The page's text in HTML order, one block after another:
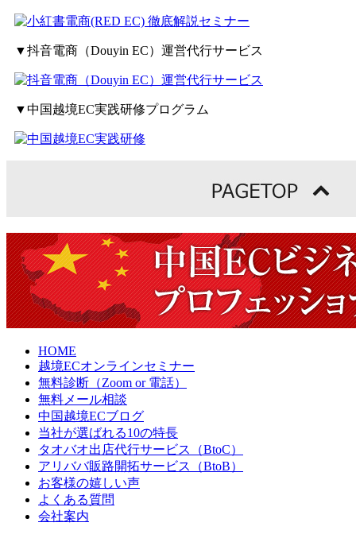
▼抖音電商（Douyin EC）運営代行サービス
▼中国越境EC実践研修プログラム
HOME
越境ECオンラインセミナー
無料診断（Zoom or 電話）
無料メール相談
中国越境ECブログ
当社が選ばれる10の特長
タオバオ出店代行サービス（BtoC）
アリババ販路開拓サービス（BtoB）
お客様の嬉しい声
よくある質問
会社案内